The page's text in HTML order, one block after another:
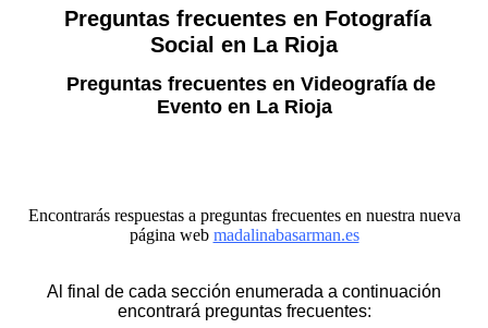
Preguntas frecuentes en Fotografía
Social en La Rioja
Preguntas frecuentes en Videografía de
Evento en La Rioja
Encontrarás respuestas a preguntas frecuentes en nuestra nueva
página web madalinabasarman.es
Al final de cada sección enumerada a continuación
encontrará preguntas frecuentes: